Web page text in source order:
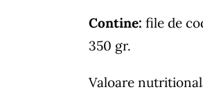
Contine:file de
350 gr.
Valoare